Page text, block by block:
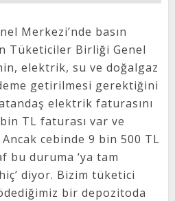
Merkezi’nde basın
Tüketiciler Birliği Genel
elektrik, su ve doğalgaz
getirilmesi gerektiğini
elektrik faturasını
TL faturası var ve
cebinde 9 bin 500 TL
bu duruma ‘ya tam
diyor. Bizim tüketici
bir depozitoda